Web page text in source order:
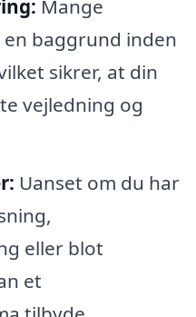
Mange
baggrund inden
sikrer, at din
vejledning og
Uanset om du har
eller blot
et